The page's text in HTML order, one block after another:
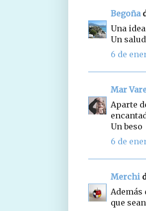
Begoña
Una
Un
6 de
Mar
Aparte
Un beso
6 de
Merchi
que